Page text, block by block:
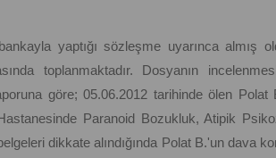
yaptığı sözleşme uyarınca almış
toplanmaktadır. Dosyanın
göre; 05.06.2012 tarihinde ölen Polat
Paranoid Bozukluk, Atipik
dikkate alındığında Polat B.'un dava